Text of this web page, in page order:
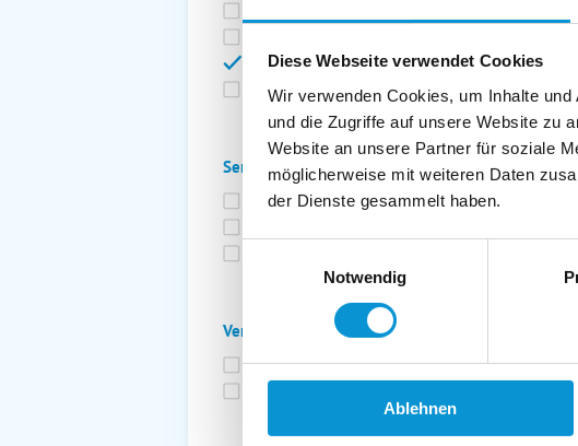
Diese Webseite verwendet Cookies
Wir verwenden Cookies, um Inhalte
und die Zugriffe auf unsere Website zu
Website an unsere Partner für soziale
möglicherweise mit weiteren Daten
der Dienste gesammelt haben.
Notwendig
Ablehnen
Terrasse
Kinderspielplatz
Balkon
Abstellraum
Service:
Bettwäsche inkl.
Geschirrtücher
Verpflegung:
Brötchenservice
Frühstück
Vollpension möglich